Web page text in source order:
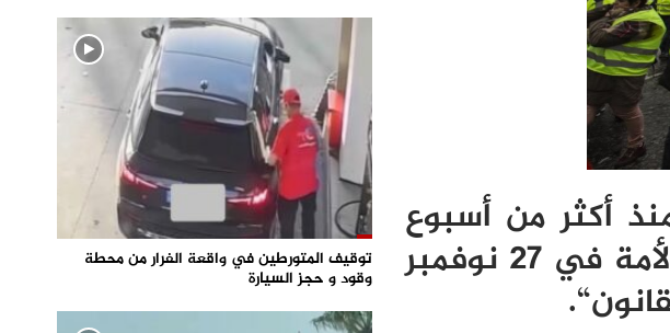
أكثر من أسبوع
فيما تفاقم العنف. وكان آخر خطاب مهم خاطب فيه الأمة في 27 نوفمبر
“.
توقيف المتورطين في واقعة الفرار من محطة
وقود و حجز السيارة